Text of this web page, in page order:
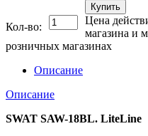
Кол-во:
Купить
Цена
магазина и
розничных магазинах
Описание
Описание
SWAT SAW-18BL. LiteLine